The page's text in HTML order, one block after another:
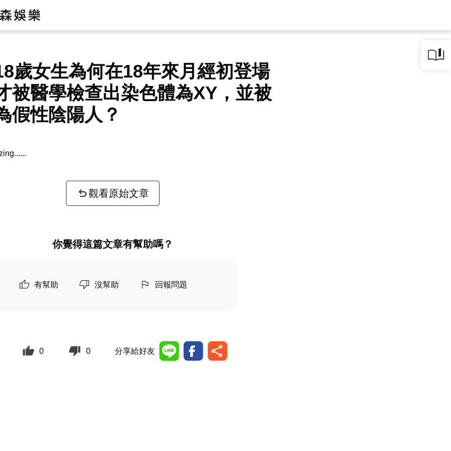
歲女生為何在18年來月經初登場
被醫學檢查出染色體為XY，並被
假性陰陽人？
觀看原始文章
你覺得這篇文章有幫助嗎？
有幫助 沒幫助 回報問題
0 0 分享給好友